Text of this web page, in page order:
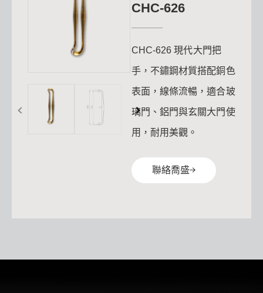
CHC-626
CHC-626 現代大門把
手，不鏽鋼材質搭配銅色
表面，線條流暢，適合玻
璃門、鋁門與玄關大門使
用，耐用美觀。
聯絡喬盛